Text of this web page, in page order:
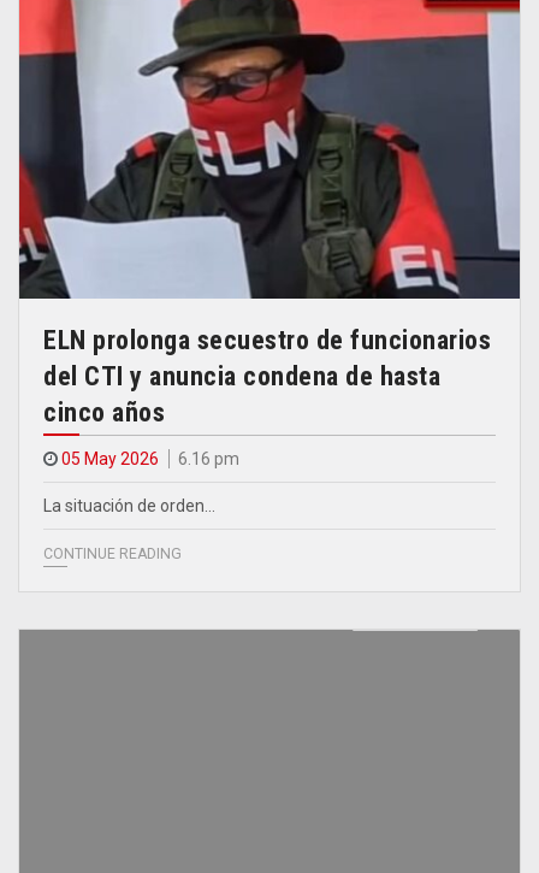
ELN prolonga secuestro de funcionarios
del CTI y anuncia condena de hasta
cinco años
05 May 2026 6.16 pm
La situación de orden…
CONTINUE READING